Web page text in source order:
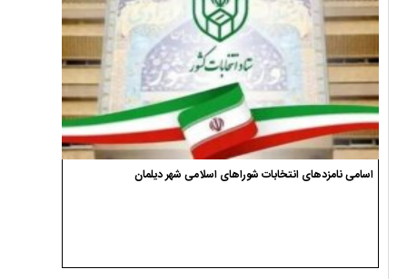
اسامی نامزدهای انتخابات شوراهای اسلامی شهر دیلمان